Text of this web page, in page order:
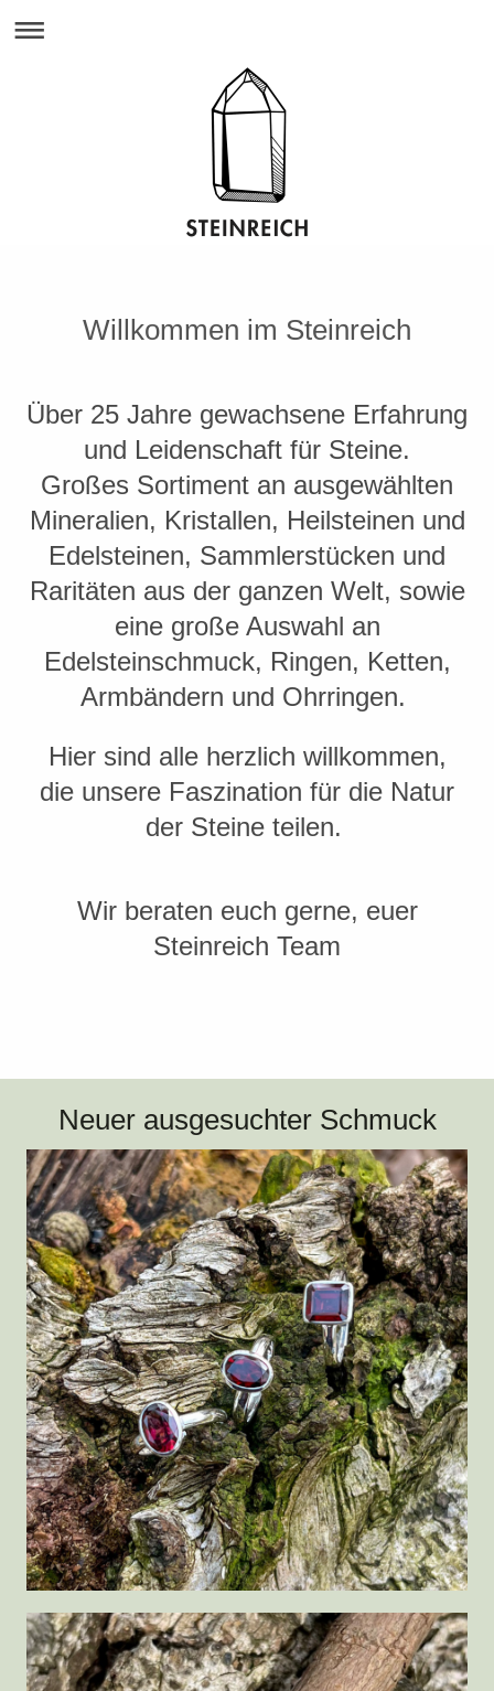
Willkommen im Steinreich
Über 25 Jahre gewachsene Erfahrung
und Leidenschaft für Steine.
Großes Sortiment an ausgewählten
Mineralien, Kristallen, Heilsteinen und
Edelsteinen, Sammlerstücken und
Raritäten aus der ganzen Welt, sowie
eine große Auswahl an
Edelsteinschmuck, Ringen, Ketten,
Armbändern und Ohrringen.
Hier sind alle herzlich willkommen,
die unsere Faszination für die Natur
der Steine teilen.
Wir beraten euch gerne, euer
Steinreich Team
Neuer ausgesuchter Schmuck